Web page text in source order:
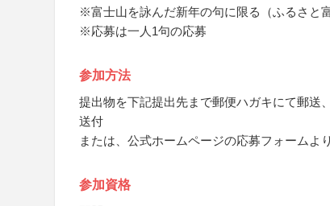
※富士山を詠んだ新年の句に限る（ふるさと
※応募は一人1句の応募
参加方法
提出物を下記提出先まで郵便ハガキにて郵送
送付
または、公式ホームページの応募フォームよ
参加資格